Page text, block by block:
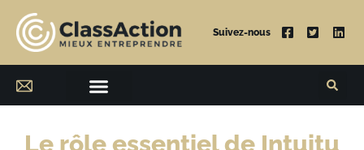
Suivez-nous
Le rôle essentiel de Intuitu